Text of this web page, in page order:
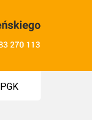
PGK